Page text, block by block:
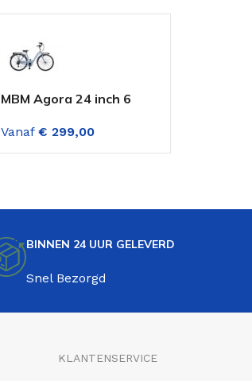
MBM Agora 24 inch 6
Vanaf € 299,00
BINNEN 24 UUR GELEVERD
Snel Bezorgd
KLANTENSERVICE